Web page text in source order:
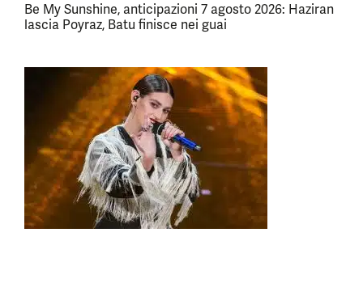
Be My Sunshine, anticipazioni 7 agosto 2026: Haziran
lascia Poyraz, Batu finisce nei guai